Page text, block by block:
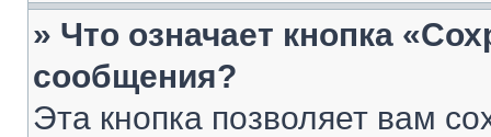
» Что означает кнопка
сообщения?
Эта кнопка позволяет вам